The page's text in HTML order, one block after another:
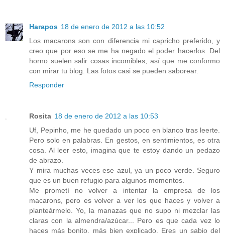
Harapos 18 de enero de 2012 a las 10:52
Los macarons son con diferencia mi capricho preferido, y
creo que por eso se me ha negado el poder hacerlos. Del
horno suelen salir cosas incomibles, así que me conformo
con mirar tu blog. Las fotos casi se pueden saborear.
Responder
Rosita 18 de enero de 2012 a las 10:53
Uf, Pepinho, me he quedado un poco en blanco tras leerte.
Pero solo en palabras. En gestos, en sentimientos, es otra
cosa. Al leer esto, imagina que te estoy dando un pedazo
de abrazo.
Y mira muchas veces ese azul, ya un poco verde. Seguro
que es un buen refugio para algunos momentos.
Me prometí no volver a intentar la empresa de los
macarons, pero es volver a ver los que haces y volver a
planteármelo. Yo, la manazas que no supo ni mezclar las
claras con la almendra/azúcar... Pero es que cada vez lo
haces más bonito, más bien explicado. Eres un sabio del